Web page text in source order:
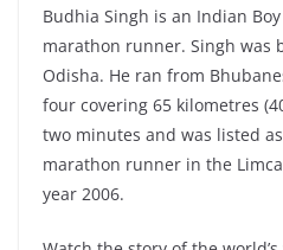
Budhia Singh is an Indian
marathon runner. Singh was
Odisha. He ran from
four covering 65 kilometres
two minutes and was listed
marathon runner in the
year 2006.